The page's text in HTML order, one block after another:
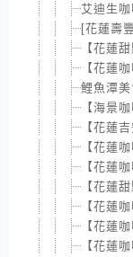
艾迪生
[花蓮壽
【花蓮
【花蓮
鯉魚潭
【海景
【花蓮
【花蓮
【花蓮
【花蓮
【花蓮
【花蓮
【花蓮